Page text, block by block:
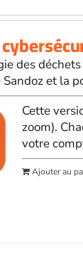
des
et la
Cette
zoom).
votre
Ajouter au